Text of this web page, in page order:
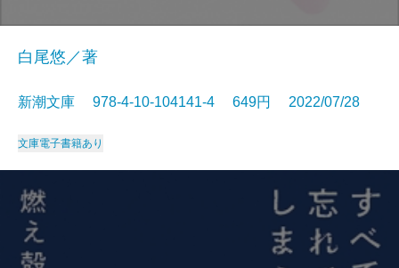
白尾悠／著
新潮文庫 978-4-10-104141-4 649円 2022/07/28
文庫電子書籍あり